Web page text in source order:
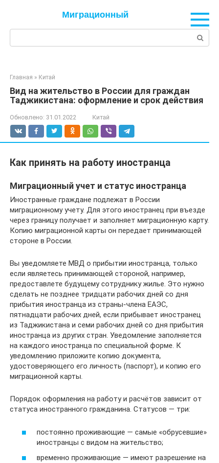
Миграционный
Главная » Китай
Вид на жительство в России для граждан
Таджикистана: оформление и срок действия
Обновлено: 31.01.2022 Китай
Как принять на работу иностранца
Миграционный учет и статус иностранца
Иностранные граждане подлежат в России
миграционному учету. Для этого иностранец при въезде
через границу получает и заполняет миграционную карту.
Копию миграционной карты он передает принимающей
стороне в России.
Вы уведомляете МВД о прибытии иностранца, только
если являетесь принимающей стороной, например,
предоставлете будущему сотруднику жилье. Это нужно
сделать не позднее тридцати рабочих дней со дня
прибытия иностранца из страны-члена ЕАЭС,
пятнадцати рабочих дней, если прибывает иностранец
из Таджикистана и семи рабочих дней со дня прибытия
иностранца из других стран. Уведомление заполняется
на каждого иностранца по специальной форме. К
уведомлению приложите копию документа,
удостоверяющего его личность (паспорт), и копию его
миграционной карты.
Порядок оформления на работу и расчётов зависит от
статуса иностранного гражданина. Статусов — три:
постоянно проживающие — самые «обрусевшие»
иностранцы с видом на жительство;
временно проживающие — имеют разрешение на